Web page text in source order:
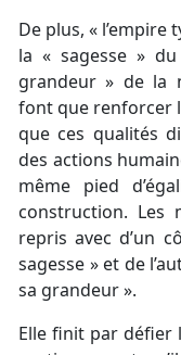
De plus, « l’empire
la « sagesse »
grandeur » de la
font que renforcer
que ces qualités
des actions
même pied
construction. Les
repris avec d’un
sagesse » et de
sa grandeur ».
Elle finit par défier